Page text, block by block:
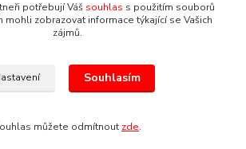
potřebují Váš souhlas s použitím souborů
mohli zobrazovat informace týkající se Vašich
zájmů.
Souhlasím
můžete odmítnout zde.